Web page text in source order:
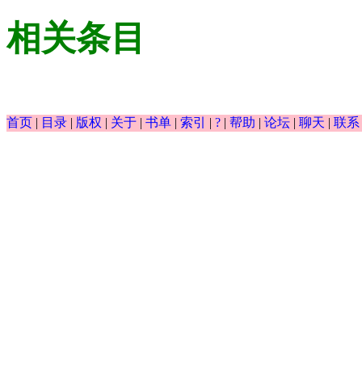
相关条目
首页 | 目录 | 版权 | 关于 | 书单 | 索引 | ? | 帮助 | 论坛 | 聊天 | 联系